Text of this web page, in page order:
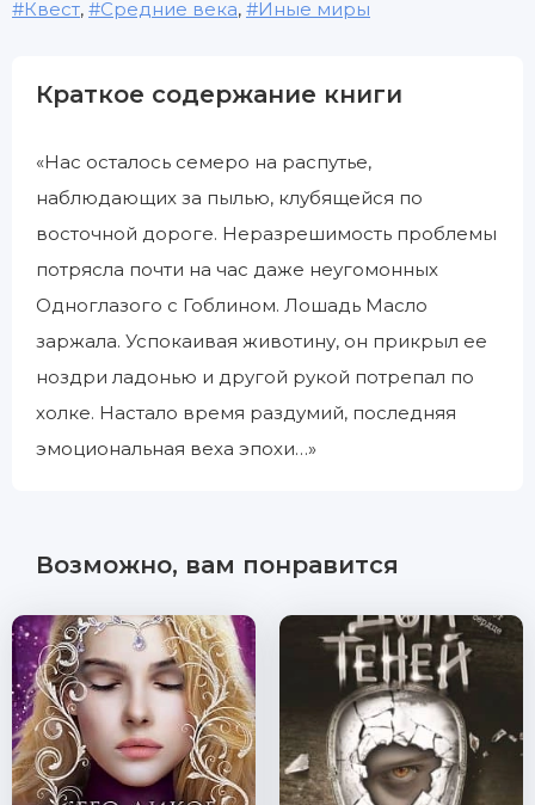
Квест, Средние века, Иные миры
Краткое содержание книги
«Нас осталось семеро на распутье,
наблюдающих за пылью, клубящейся по
восточной дороге. Неразрешимость проблемы
потрясла почти на час даже неугомонных
Одноглазого с Гоблином. Лошадь Масло
заржала. Успокаивая животину, он прикрыл ее
ноздри ладонью и другой рукой потрепал по
холке. Настало время раздумий, последняя
эмоциональная веха эпохи…»
Возможно, вам понравится